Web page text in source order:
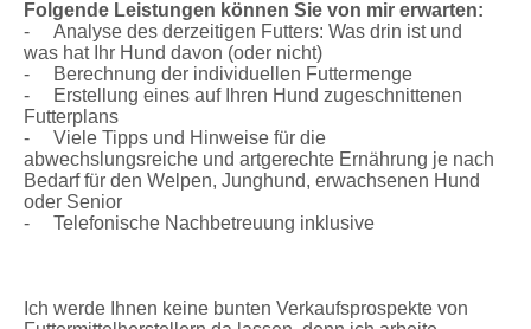
Folgende Leistungen können Sie von mir erwarten:
- Analyse des derzeitigen Futters: Was drin ist und
was hat Ihr Hund davon (oder nicht)
- Berechnung der individuellen Futtermenge
- Erstellung eines auf Ihren Hund zugeschnittenen
Futterplans
- Viele Tipps und Hinweise für die
abwechslungsreiche und artgerechte Ernährung je nach
Bedarf für den Welpen, Junghund, erwachsenen Hund
oder Senior
- Telefonische Nachbetreuung inklusive
Ich werde Ihnen keine bunten Verkaufsprospekte von